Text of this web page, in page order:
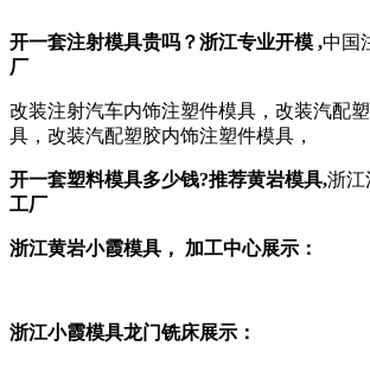
开一套注射模具贵吗？浙江专业开模 ,中国
厂
改装注射汽车内饰注塑件模具，改装汽配
具，改装汽配塑胶内饰注塑件模具，
开一套塑料模具多少钱?推荐黄岩模具,浙江
工厂
浙江黄岩小霞模具， 加工中心展示：
浙江小霞模具龙门铣床展示：